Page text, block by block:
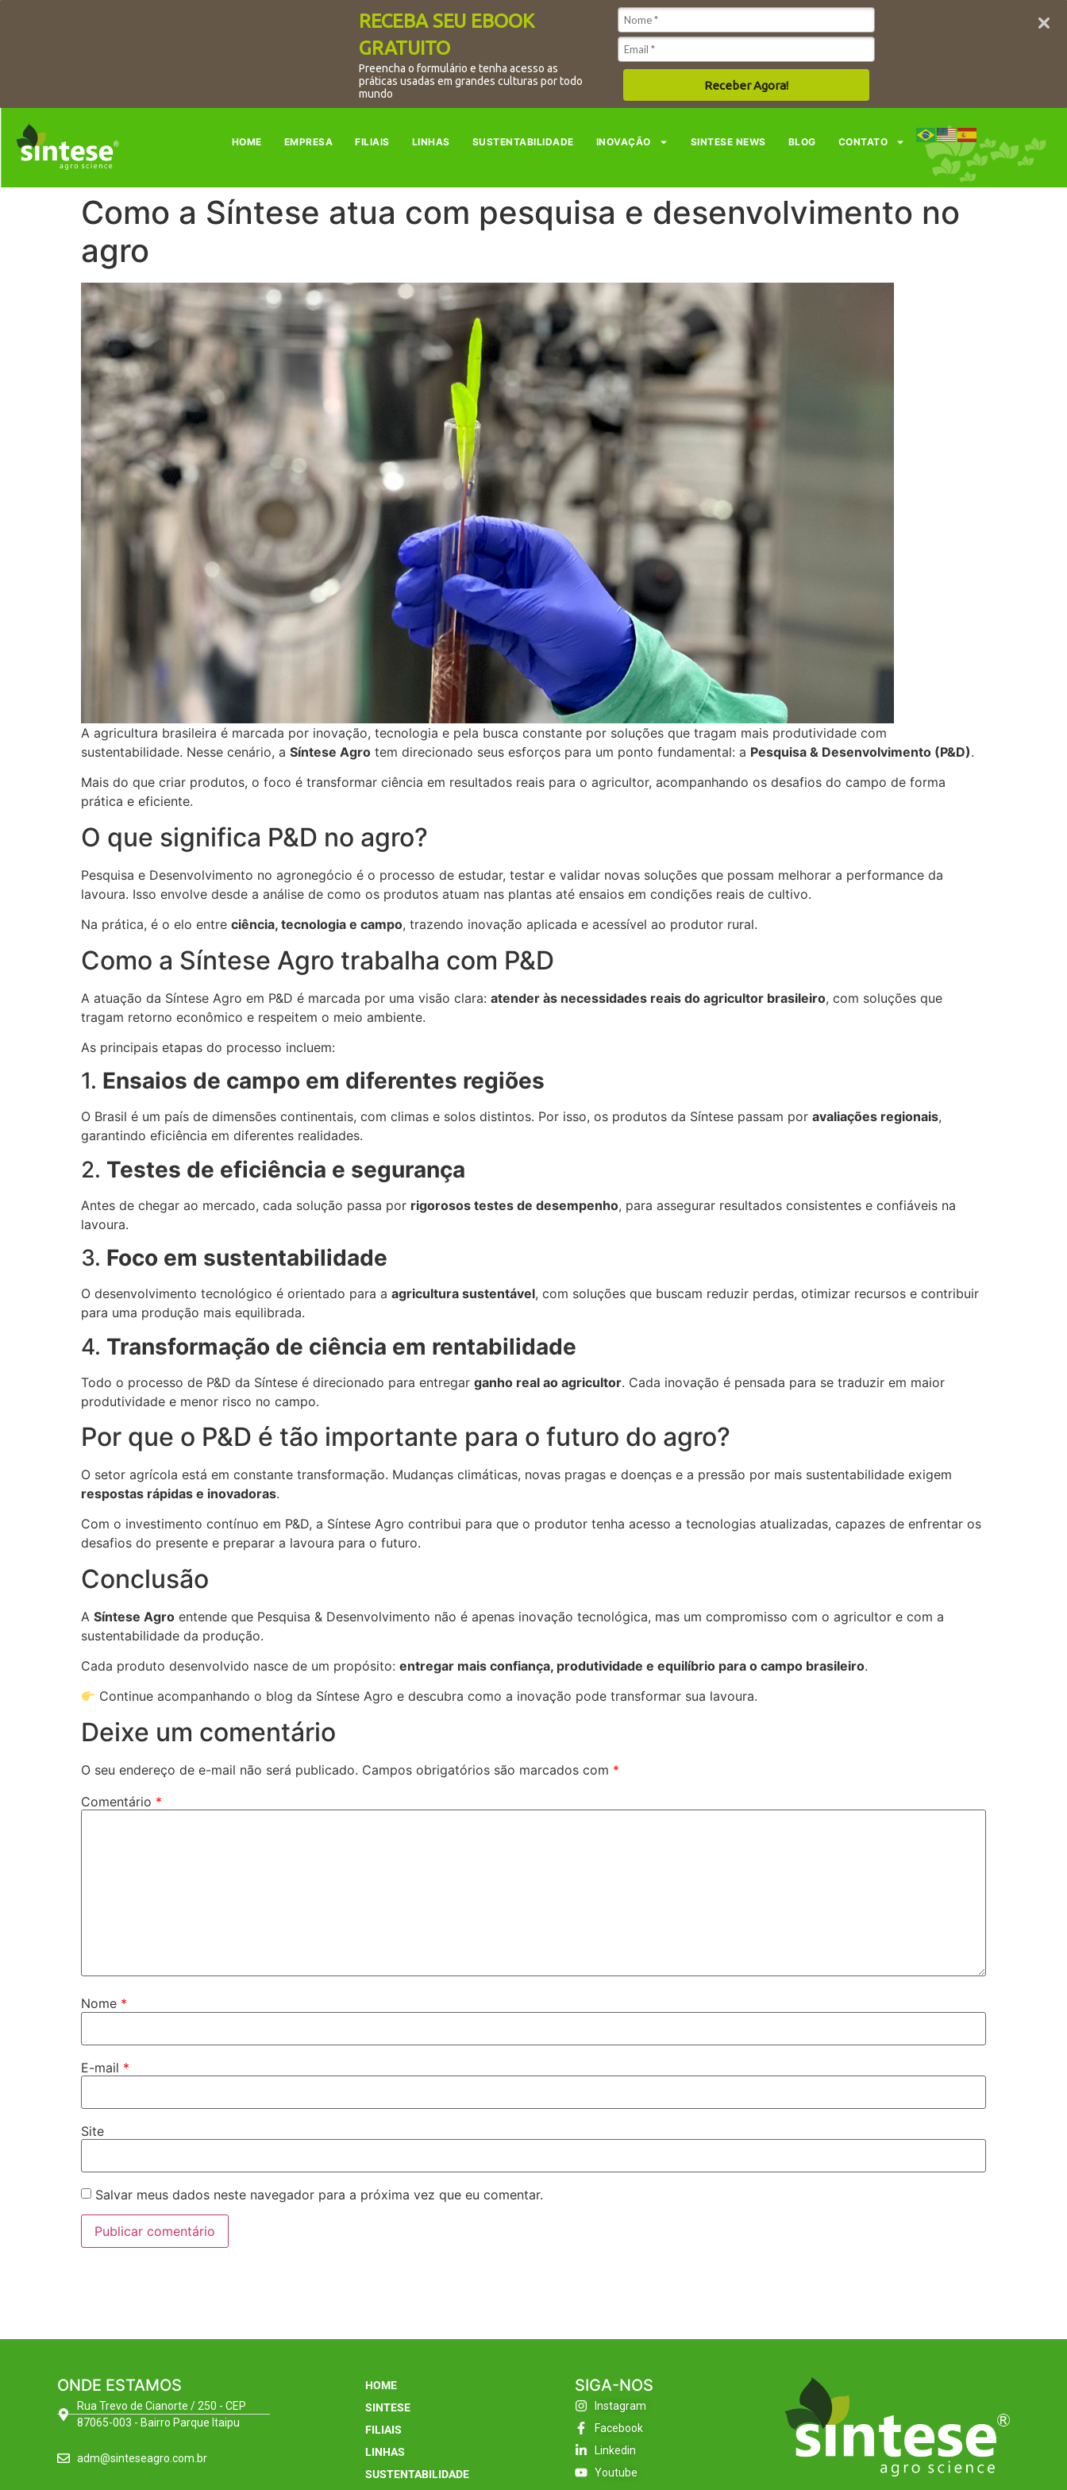
RECEBA SEU EBOOK
GRATUITO
Preencha o formulário e tenha acesso as
práticas usadas em grandes culturas por todo
mundo
Receber Agora!
HOME EMPRESA FILIAIS LINHAS SUSTENTABILIDADE INOVAÇÃO SINTESE NEWS BLOG CONTATO
Como a Síntese atua com pesquisa e desenvolvimento no
agro
A agricultura brasileira é marcada por inovação, tecnologia e pela busca constante por soluções que tragam mais produtividade com
sustentabilidade. Nesse cenário, a Síntese Agro tem direcionado seus esforços para um ponto fundamental: a Pesquisa & Desenvolvimento (P&D).
Mais do que criar produtos, o foco é transformar ciência em resultados reais para o agricultor, acompanhando os desafios do campo de forma
prática e eficiente.
O que significa P&D no agro?
Pesquisa e Desenvolvimento no agronegócio é o processo de estudar, testar e validar novas soluções que possam melhorar a performance da
lavoura. Isso envolve desde a análise de como os produtos atuam nas plantas até ensaios em condições reais de cultivo.
Na prática, é o elo entre ciência, tecnologia e campo, trazendo inovação aplicada e acessível ao produtor rural.
Como a Síntese Agro trabalha com P&D
A atuação da Síntese Agro em P&D é marcada por uma visão clara: atender às necessidades reais do agricultor brasileiro, com soluções que
tragam retorno econômico e respeitem o meio ambiente.
As principais etapas do processo incluem:
1. Ensaios de campo em diferentes regiões
O Brasil é um país de dimensões continentais, com climas e solos distintos. Por isso, os produtos da Síntese passam por avaliações regionais,
garantindo eficiência em diferentes realidades.
2. Testes de eficiência e segurança
Antes de chegar ao mercado, cada solução passa por rigorosos testes de desempenho, para assegurar resultados consistentes e confiáveis na
lavoura.
3. Foco em sustentabilidade
O desenvolvimento tecnológico é orientado para a agricultura sustentável, com soluções que buscam reduzir perdas, otimizar recursos e contribuir
para uma produção mais equilibrada.
4. Transformação de ciência em rentabilidade
Todo o processo de P&D da Síntese é direcionado para entregar ganho real ao agricultor. Cada inovação é pensada para se traduzir em maior
produtividade e menor risco no campo.
Por que o P&D é tão importante para o futuro do agro?
O setor agrícola está em constante transformação. Mudanças climáticas, novas pragas e doenças e a pressão por mais sustentabilidade exigem
respostas rápidas e inovadoras.
Com o investimento contínuo em P&D, a Síntese Agro contribui para que o produtor tenha acesso a tecnologias atualizadas, capazes de enfrentar os
desafios do presente e preparar a lavoura para o futuro.
Conclusão
A Síntese Agro entende que Pesquisa & Desenvolvimento não é apenas inovação tecnológica, mas um compromisso com o agricultor e com a
sustentabilidade da produção.
Cada produto desenvolvido nasce de um propósito: entregar mais confiança, produtividade e equilíbrio para o campo brasileiro.
Continue acompanhando o blog da Síntese Agro e descubra como a inovação pode transformar sua lavoura.
Deixe um comentário
O seu endereço de e-mail não será publicado. Campos obrigatórios são marcados com *
Comentário *
Nome *
E-mail *
Site
Salvar meus dados neste navegador para a próxima vez que eu comentar.
ONDE ESTAMOS
Rua Trevo de Cianorte / 250 - CEP
87065-003 - Bairro Parque Itaipu
adm@sinteseagro.com.br
HOME
SINTESE
FILIAIS
LINHAS
SUSTENTABILIDADE
SIGA-NOS
Instagram
Facebook
Linkedin
Youtube